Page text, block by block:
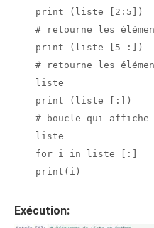
print (liste [2:5])
# retourne les
print (liste [5 :])
# retourne les
liste
print (liste [:])
# boucle qui affiche
liste
for i in liste [:]
print(i)
Exécution: